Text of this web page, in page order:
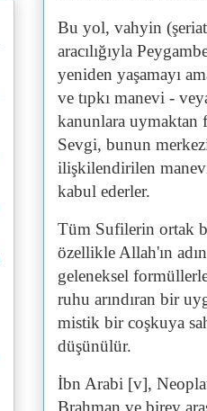
Bu yol, vahyin
aracılığıyla
yeniden yaşamayı
ve tıpkı manevi -
kanunlara uymaktan
Sevgi, bunun
ilişkilendirilen
kabul ederler.
Tüm Sufilerin ortak
özellikle Allah'ın
geleneksel
ruhu arındıran bir
mistik bir coşkuya
düşünülür.
İbn Arabi [v],
Brahman ve birey